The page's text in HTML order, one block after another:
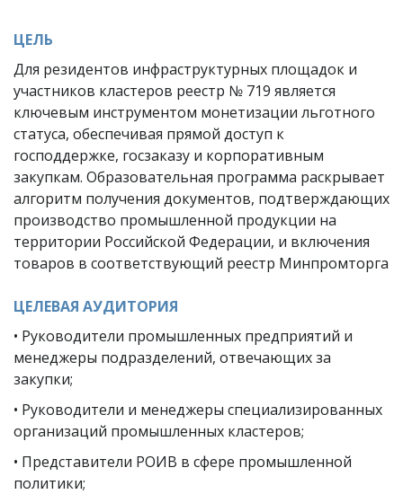
ЦЕЛЬ
Для резидентов инфраструктурных площадок и
участников кластеров реестр № 719 является
ключевым инструментом монетизации льготного
статуса, обеспечивая прямой доступ к
господдержке, госзаказу и корпоративным
закупкам. Образовательная программа раскрывает
алгоритм получения документов, подтверждающих
производство промышленной продукции на
территории Российской Федерации, и включения
товаров в соответствующий реестр Минпромторга
ЦЕЛЕВАЯ АУДИТОРИЯ
• Руководители промышленных предприятий и
менеджеры подразделений, отвечающих за
закупки;
• Руководители и менеджеры специализированных
организаций промышленных кластеров;
• Представители РОИВ в сфере промышленной
политики;